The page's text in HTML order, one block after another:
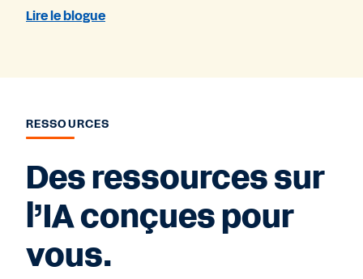
Lire le blogue
RESSOURCES
Des ressources sur
l’IA conçues pour
vous.